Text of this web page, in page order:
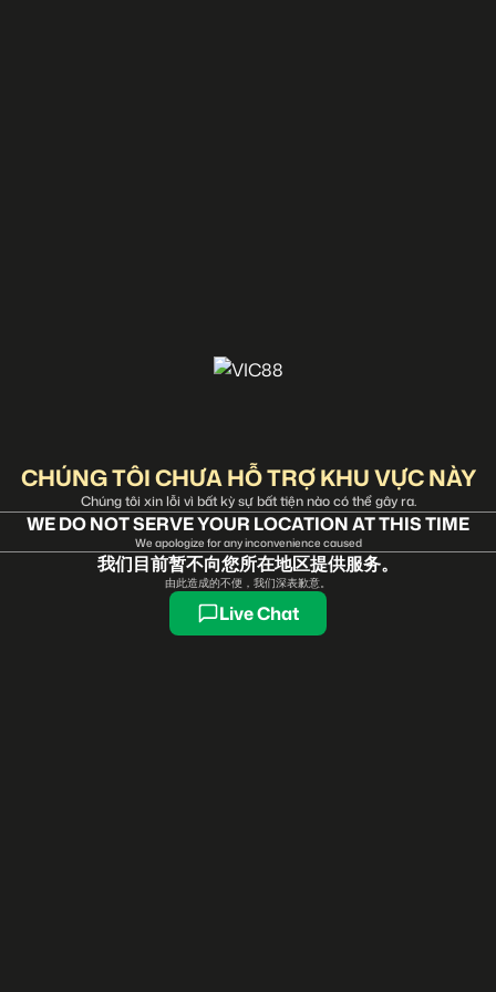
CHÚNG TÔI CHƯA HỖ TRỢ KHU VỰC NÀY
Chúng tôi xin lỗi vì bất kỳ sự bất tiện nào có thể gây ra.
WE DO NOT SERVE YOUR LOCATION AT THIS TIME
We apologize for any inconvenience caused
我们目前暂不向您所在地区提供服务。
由此造成的不便，我们深表歉意。
Live Chat